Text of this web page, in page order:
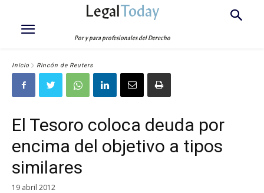
LegalToday
Por y para profesionales del Derecho
Inicio Rincón de Reuters
El Tesoro coloca deuda por
encima del objetivo a tipos
similares
19 abril 2012